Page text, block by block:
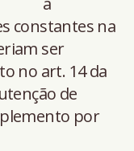
constantes na
ser
no art. 14 da
de
por